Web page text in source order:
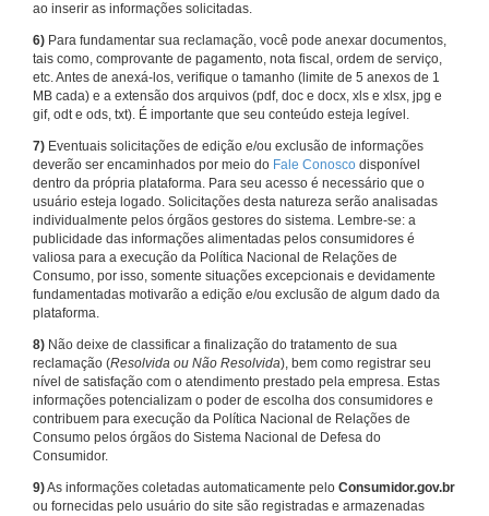
ao inserir as informações solicitadas.
6) Para fundamentar sua reclamação, você pode anexar documentos,
tais como, comprovante de pagamento, nota fiscal, ordem de serviço,
etc. Antes de anexá-los, verifique o tamanho (limite de 5 anexos de 1
MB cada) e a extensão dos arquivos (pdf, doc e docx, xls e xlsx, jpg e
gif, odt e ods, txt). É importante que seu conteúdo esteja legível.
7) Eventuais solicitações de edição e/ou exclusão de informações
deverão ser encaminhados por meio do Fale Conosco disponível
dentro da própria plataforma. Para seu acesso é necessário que o
usuário esteja logado. Solicitações desta natureza serão analisadas
individualmente pelos órgãos gestores do sistema. Lembre-se: a
publicidade das informações alimentadas pelos consumidores é
valiosa para a execução da Política Nacional de Relações de
Consumo, por isso, somente situações excepcionais e devidamente
fundamentadas motivarão a edição e/ou exclusão de algum dado da
plataforma.
8) Não deixe de classificar a finalização do tratamento de sua
reclamação (Resolvida ou Não Resolvida), bem como registrar seu
nível de satisfação com o atendimento prestado pela empresa. Estas
informações potencializam o poder de escolha dos consumidores e
contribuem para execução da Política Nacional de Relações de
Consumo pelos órgãos do Sistema Nacional de Defesa do
Consumidor.
9)As informações coletadas automaticamente pelo Consumidor.gov.br
ou fornecidas pelo usuário do site são registradas e armazenadas